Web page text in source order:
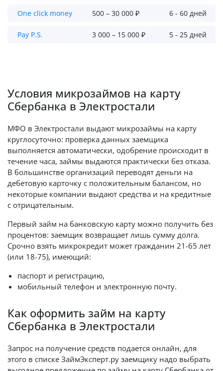
One click money 500 – 30 000 ₽ 6 - 60 дней
Pay P.S. 3 000 – 15 000 ₽ 5 - 25 дней
Условия микрозаймов на карту
Сбербанка в Электростали
МФО в Электростали выдают микрозаймы на карту
круглосуточно: проверка данных заемщика
выполняется автоматически, одобрение происходит в
течение часа, займы выдаются практически без отказа.
В большинстве организаций переводят деньги на
дебетовую карточку с положительным балансом, но
некоторые компании выдают средства и на кредитные
с отрицательным.
Первый займ на банковскую карту можно получить без
процентов: заемщик возвращает лишь сумму долга.
Срочно взять микрокредит может гражданин 21-65 лет
(или 18-75), имеющий:
паспорт и регистрацию,
мобильный телефон и электронную почту.
Как оформить займ на карту
Сбербанка в Электростали
Запрос на получение средств подается онлайн, для
этого в списке ЗаймЭксперт.ру заемщику надо выбрать